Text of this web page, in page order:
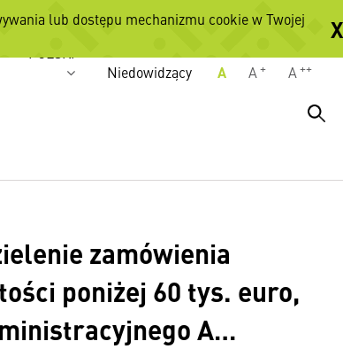
językowe
Niedowidzący
A A + A ++
zamówienia
poniżej 60 tys. euro,
A…
lub dostępu mechanizmu cookie w Twojej
X